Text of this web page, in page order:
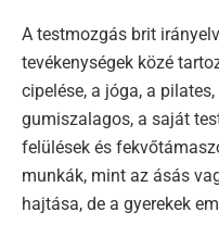
A testmozgás brit
tevékenységek közé
cipelése, a jóga, a
gumiszalagos, a saját
felülések és
munkák, mint az ásás
hajtása, de a gyerekek